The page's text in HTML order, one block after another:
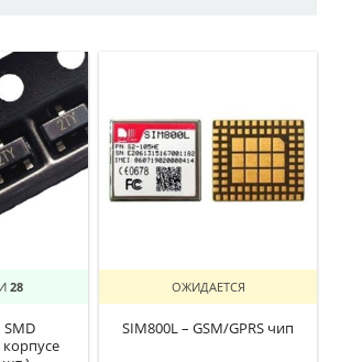
28
SMD
ОЖИДАЕТСЯ
SIM800L – GSM/GPRS чип